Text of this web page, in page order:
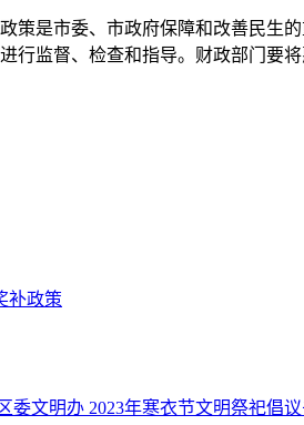
是市委、市政府保障和改善民生
行监督、检查和指导。财政部门要
补政策
委文明办 2023年寒衣节文明祭祀倡议